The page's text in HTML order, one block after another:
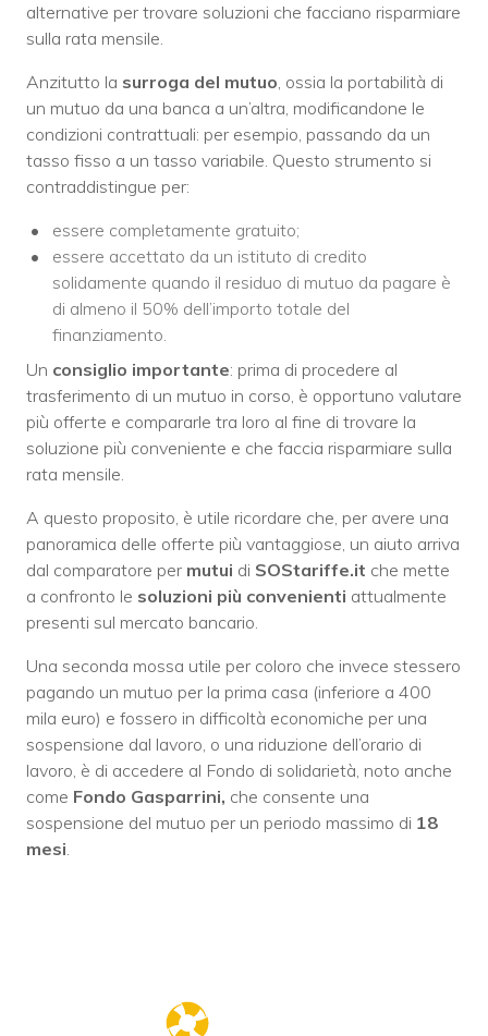
alternative per trovare soluzioni che facciano risparmiare
sulla rata mensile.
Anzitutto la surroga del mutuo, ossia la portabilità di
un mutuo da una banca a un’altra, modificandone le
condizioni contrattuali: per esempio, passando da un
tasso fisso a un tasso variabile. Questo strumento si
contraddistingue per:
essere completamente gratuito;
essere accettato da un istituto di credito
solidamente quando il residuo di mutuo da pagare è
di almeno il 50% dell’importo totale del
finanziamento.
Un consiglio importante: prima di procedere al
trasferimento di un mutuo in corso, è opportuno valutare
più offerte e compararle tra loro al fine di trovare la
soluzione più conveniente e che faccia risparmiare sulla
rata mensile.
A questo proposito, è utile ricordare che, per avere una
panoramica delle offerte più vantaggiose, un aiuto arriva
dal comparatore per mutui di SOStariffe.it che mette
a confronto le soluzioni più convenienti attualmente
presenti sul mercato bancario.
Una seconda mossa utile per coloro che invece stessero
pagando un mutuo per la prima casa (inferiore a 400
mila euro) e fossero in difficoltà economiche per una
sospensione dal lavoro, o una riduzione dell’orario di
lavoro, è di accedere al Fondo di solidarietà, noto anche
come Fondo Gasparrini, che consente una
sospensione del mutuo per un periodo massimo di 18
mesi.